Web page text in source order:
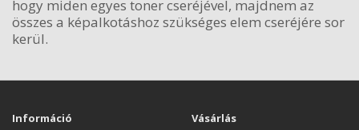
hogy miden egyes toner cseréjével, majdnem az
összes a képalkotáshoz szükséges elem cseréjére sor
kerül.
Információ Vásárlás